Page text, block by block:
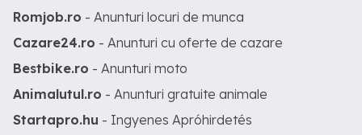
Romjob.ro - Anunturi locuri de munca
Cazare24.ro - Anunturi cu oferte de cazare
Bestbike.ro - Anunturi moto
Animalutul.ro - Anunturi gratuite animale
Startapro.hu - Ingyenes Apróhirdetés